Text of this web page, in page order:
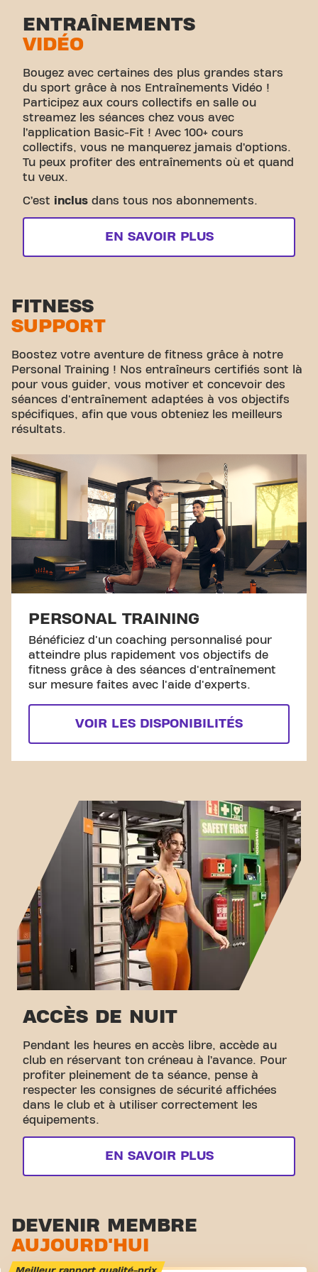
ENTRAÎNEMENTS
VIDÉO
Bougez avec certaines des plus grandes stars
du sport grâce à nos Entraînements Vidéo !
Participez aux cours collectifs en salle ou
streamez les séances chez vous avec
l’application Basic-Fit ! Avec 100+ cours
collectifs, vous ne manquerez jamais d’options.
Tu peux profiter des entraînements où et quand
tu veux.
C’est inclus dans tous nos abonnements.
EN SAVOIR PLUS
FITNESS
SUPPORT
Boostez votre aventure de fitness grâce à notre
Personal Training ! Nos entraîneurs certifiés sont là
pour vous guider, vous motiver et concevoir des
séances d'entraînement adaptées à vos objectifs
spécifiques, afin que vous obteniez les meilleurs
résultats.
PERSONAL TRAINING
Bénéficiez d'un coaching personnalisé pour
atteindre plus rapidement vos objectifs de
fitness grâce à des séances d'entraînement
sur mesure faites avec l'aide d'experts.
VOIR LES DISPONIBILITÉS
ACCÈS DE NUIT
Pendant les heures en accès libre, accède au
club en réservant ton créneau à l’avance. Pour
profiter pleinement de ta séance, pense à
respecter les consignes de sécurité affichées
dans le club et à utiliser correctement les
équipements.
EN SAVOIR PLUS
DEVENIR MEMBRE
AUJOURD'HUI